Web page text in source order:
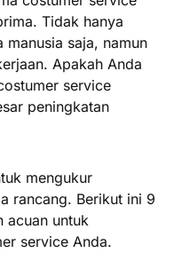
Tidak hanya
saja, namun
Apakah Anda
service
peningkatan
mengukur
rancang. Berikut ini 9
acuan untuk
service Anda.